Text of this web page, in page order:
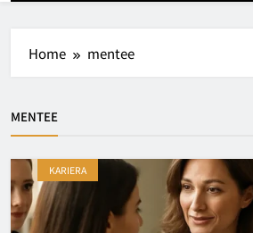
Home mentee
MENTEE
KARIERA